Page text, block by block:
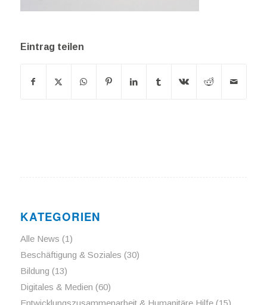
Eintrag teilen
KATEGORIEN
Alle News (1)
Beschäftigung & Soziales (30)
Bildung (13)
Digitales & Medien (60)
Entwicklungszusammenarbeit & Humanitäre Hilfe(15)